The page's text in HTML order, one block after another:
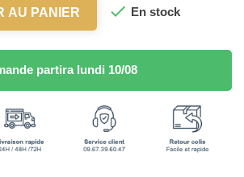
AU PANIER  En stock
partira lundi 10/08